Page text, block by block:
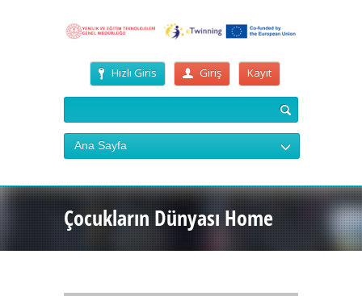
Hızlı Giris Giriş Kayıt
Ana Sayfa
Çocukların Dünyası Home